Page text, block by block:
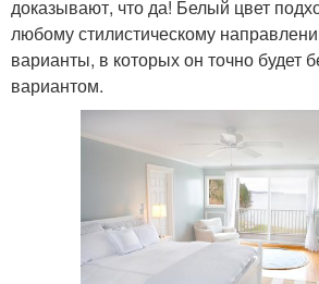
доказывают, что да! Белый цвет
любому стилистическому
варианты, в которых он точно будет
вариантом.